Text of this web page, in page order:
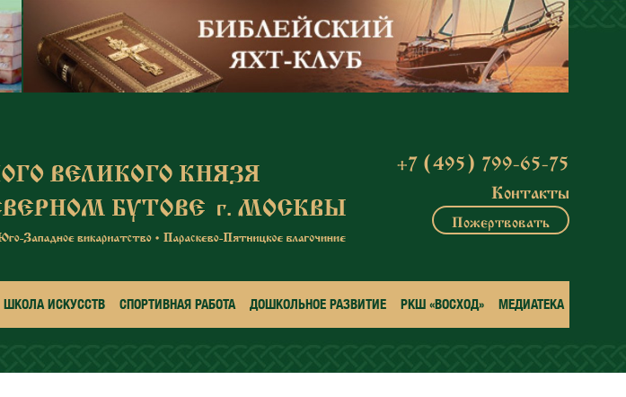
+7 (495) 799-65-75
Контакты
Пожертвовать
ШКОЛА ИСКУССТВ СПОРТИВНАЯ РАБОТА ДОШКОЛЬНОЕ РАЗВИТИЕ РКШ «ВОСХОД» МЕДИАТЕКА